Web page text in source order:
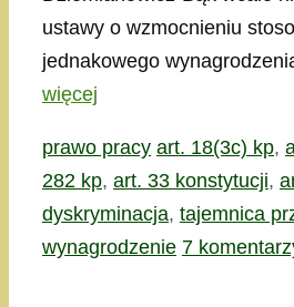
ustawy o wzmocnieniu
jednakowego
więcej
Kategorie
prawo pracy Tagi
art. 18(3c) kp,
282 kp, art. 33 konstytucji,
dyskryminacja, tajemnica
wynagrodzenie 7